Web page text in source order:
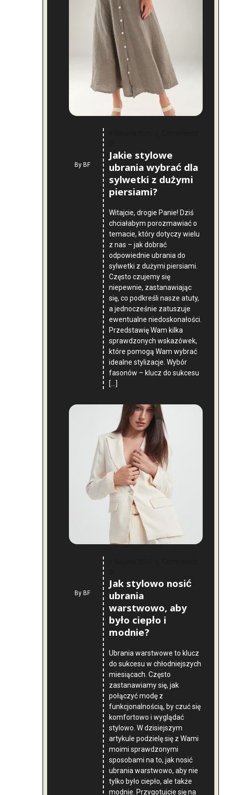
By BF Jakie stylowe
ubrania wybrać dla
sylwetki z dużymi
piersiami?
Witajcie, drogie Panie! Dziś
chciałabym porozmawiać o
temacie, który dotyczy wielu
z nas – jak dobrać
odpowiednie ubrania do
sylwetki z dużymi piersiami.
Często czujemy się
niepewnie, zastanawiając
się, co podkreśli nasze atuty,
a jednocześnie zatuszuje
ewentualne niedoskonałości.
Przedstawię Wam kilka
sprawdzonych wskazówek,
które pomogą Wam wybrać
idealne stylizacje. Wybór
fasonów – klucz do sukcesu
[…]
By BF Jak stylowo nosić
ubrania
warstwowo, aby
było ciepło i
modnie?
Ubrania warstwowe to klucz
do sukcesu w chłodniejszych
miesiącach. Często
zastanawiamy się, jak
połączyć modę z
funkcjonalnością, by czuć się
komfortowo i wyglądać
stylowo. W dzisiejszym
artykule podzielę się z Wami
moimi sprawdzonymi
sposobami na to, jak nosić
ubrania warstwowo, aby nie
tylko było ciepło, ale także
modnie. Przygotujcie się na